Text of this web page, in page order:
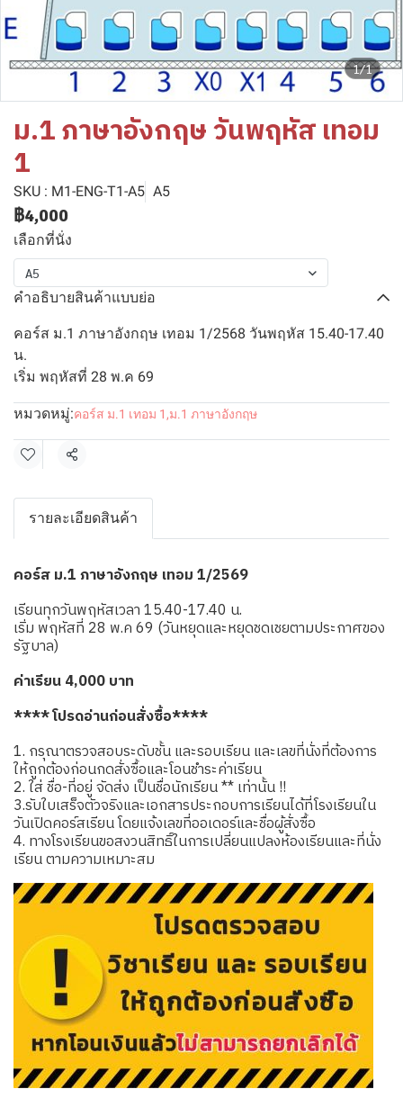
1/1
ม.1 ภาษาอังกฤษ วันพฤหัส เทอม
1
SKU : M1-ENG-T1-A5 A5
฿4,000
เลือกที่นั่ง
A5
คำอธิบายสินค้าแบบย่อ
คอร์ส ม.1 ภาษาอังกฤษ เทอม 1/2568 วันพฤหัส 15.40-17.40
น.
เริ่ม พฤหัสที่ 28 พ.ค 69
หมวดหมู่:คอร์ส ม.1 เทอม 1 ,ม.1 ภาษาอังกฤษ
แชร์
รายละเอียดสินค้า
คอร์ส ม.1 ภาษาอังกฤษ เทอม 1/2569
เรียนทุกวันพฤหัสเวลา 15.40-17.40 น.
เริ่ม พฤหัสที่ 28 พ.ค 69 (วันหยุดและหยุดชดเชยตามประกาศของ
รัฐบาล)
ค่าเรียน 4,000 บาท
**** โปรดอ่านก่อนสั่งซื้อ****
1. กรุณาตรวจสอบระดับชั้น และรอบเรียน และเลขที่นั่งที่ต้องการ
ให้ถูกต้องก่อนกดสั่งซื้อและโอนชำระค่าเรียน
2. ใส่ ชื่อ-ที่อยู่ จัดส่ง เป็นชื่อนักเรียน ** เท่านั้น !!
3.รับใบเสร็จตัวจริงและเอกสารประกอบการเรียนได้ที่โรงเรียนใน
วันเปิดคอร์สเรียน โดยแจ้งเลขที่ออเดอร์และชื่อผู้สั่งซื้อ
4. ทางโรงเรียนขอสงวนสิทธิ์ในการเปลี่ยนแปลงห้องเรียนและที่นั่ง
เรียน ตามความเหมาะสม